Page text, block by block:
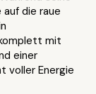
die raue
mit
einer
voller Energie